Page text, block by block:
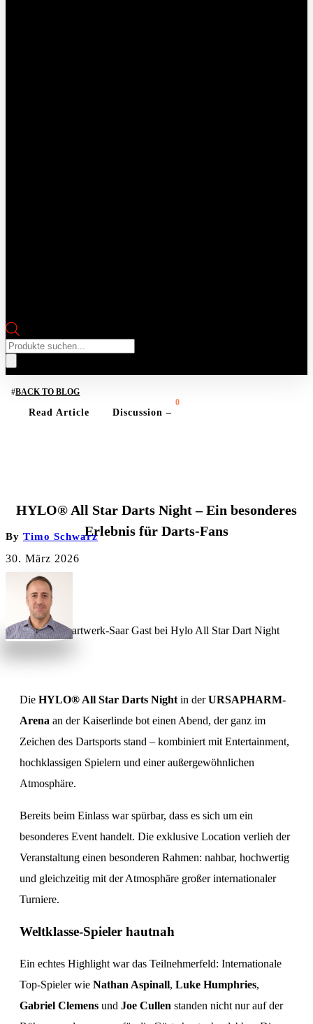
Products
search
BACK TO BLOG
Read Article Discussion –
0
HYLO® All Star Darts Night – Ein besonderes
Erlebnis für Darts-Fans
By Timo Schwarz
30. März 2026
Die HYLO® All Star Darts Night in derURSAPHARM-
Arena an der Kaiserlinde bot einen Abend, der ganz im
Zeichen des Dartsports stand – kombiniert mit Entertainment,
hochklassigen Spielern und einer außergewöhnlichen
Atmosphäre.
Bereits beim Einlass war spürbar, dass es sich um ein
besonderes Event handelt. Die exklusive Location verlieh der
Veranstaltung einen besonderen Rahmen: nahbar, hochwertig
und gleichzeitig mit der Atmosphäre großer internationaler
Turniere.
Weltklasse-Spieler hautnah
Ein echtes Highlight war das Teilnehmerfeld: Internationale
Top-Spieler wie Nathan Aspinall, Luke Humphries,
Gabriel Clemens und Joe Cullen standen nicht nur auf der